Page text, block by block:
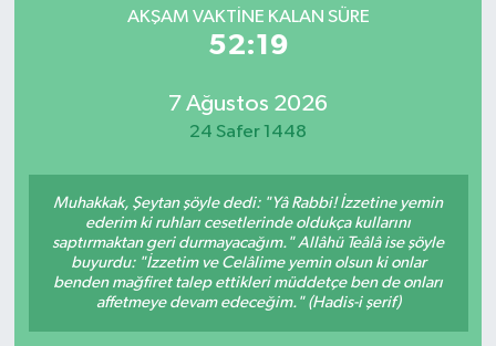
AKŞAM VAKTİNE KALAN SÜRE
52:19
7 Ağustos 2026
24 Safer 1448
Muhakkak, Şeytan şöyle dedi: "Yâ Rabbi! İzzetine yemin
ederim ki ruhları cesetlerinde oldukça kullarını
saptırmaktan geri durmayacağım." Allâhü Teâlâ ise şöyle
buyurdu: "İzzetim ve Celâlime yemin olsun ki onlar
benden mağfiret talep ettikleri müddetçe ben de onları
affetmeye devam edeceğim." (Hadis-i şerif)
ÇEVRE
İLÇELER
RESMİ İLANLAR
Son Dakika Haberleri